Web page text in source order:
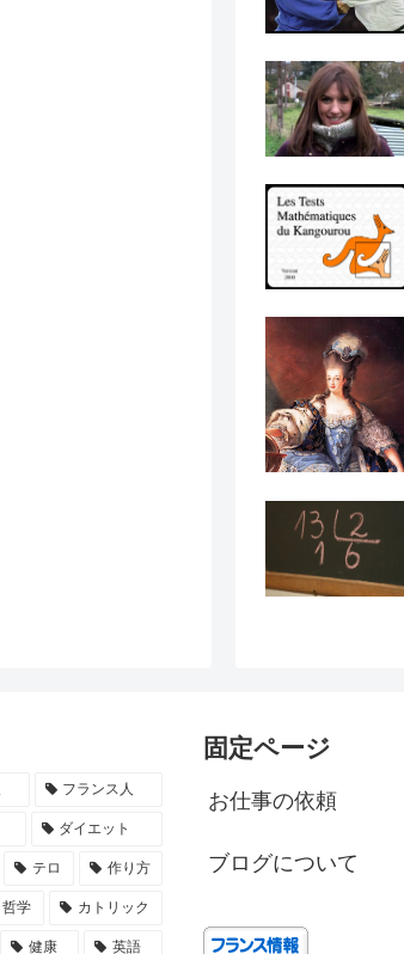
フランス人
ダイエット
テロ 作り方
哲学 カトリック
健康 英語
固定ページ
お仕事の依頼
ブログについて